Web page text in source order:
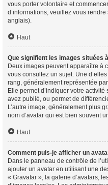
vous porter volontaire et
d’informations, veuillez vous rendre
anglais).
Haut
Que signifient les images situées
Deux images peuvent apparaître à
vous consultez un sujet. Une
rang, généralement représentée
Elle permet d’indiquer votre
avez publié, ou permet de
L’autre image, généralement plus
nom d’avatar qui est bien souvent
Haut
Comment puis-je afficher un
Dans le panneau de contrôle de
ajouter un avatar en utilisant une
« Gravatar », la galerie d’avatars,